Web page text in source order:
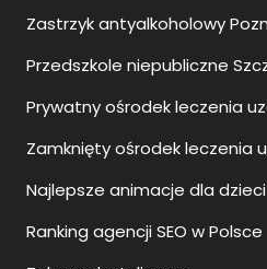
Zastrzyk antyalkoholowy
Przedszkole niepubliczne
Prywatny ośrodek leczenia
Zamknięty ośrodek leczenia
Najlepsze animacje dla dzieci
Ranking agencji SEO w Polsce